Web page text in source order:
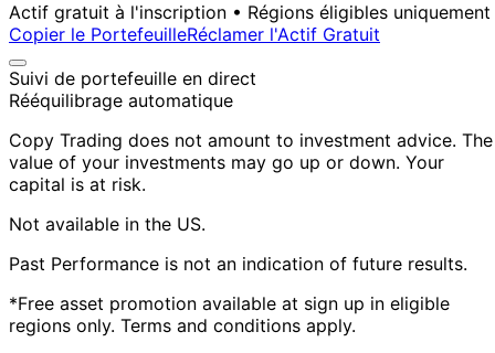
Actif gratuit à l'inscription • Régions éligibles uniquement
Copier le PortefeuilleRéclamer l'Actif Gratuit
Suivi de portefeuille en direct
Rééquilibrage automatique
Copy Trading does not amount to investment advice. The
value of your investments may go up or down. Your
capital is at risk.
Not available in the US.
Past Performance is not an indication of future results.
*Free asset promotion available at sign up in eligible
regions only. Terms and conditions apply.